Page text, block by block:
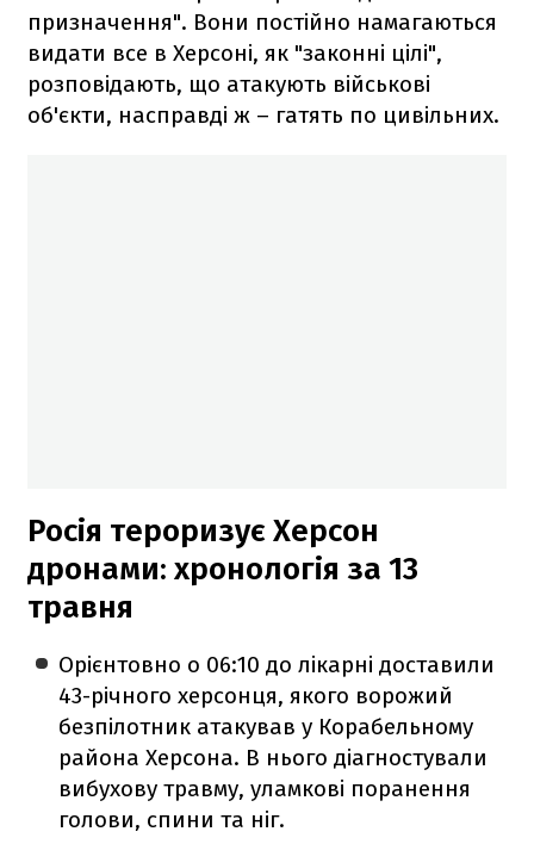
призначення". Вони постійно намагаються
видати все в Херсоні, як "законні цілі",
розповідають, що атакують військові
об'єкти, насправді ж – гатять по цивільних.
Росія тероризує Херсон
дронами: хронологія за 13
травня
Орієнтовно о 06:10 до лікарні доставили
43-річного херсонця, якого ворожий
безпілотник атакував у Корабельному
района Херсона. В нього діагностували
вибухову травму, уламкові поранення
голови, спини та ніг.